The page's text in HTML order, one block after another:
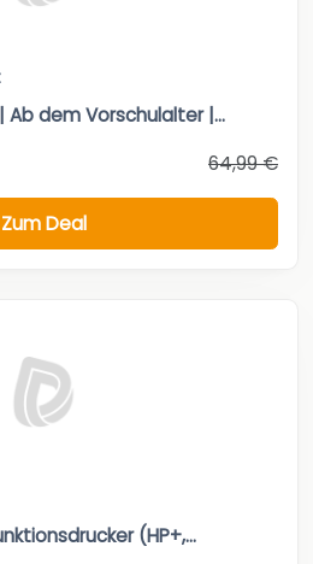
Ab dem Vorschulalter |...
64,99 €
Zum Deal
(HP+,...